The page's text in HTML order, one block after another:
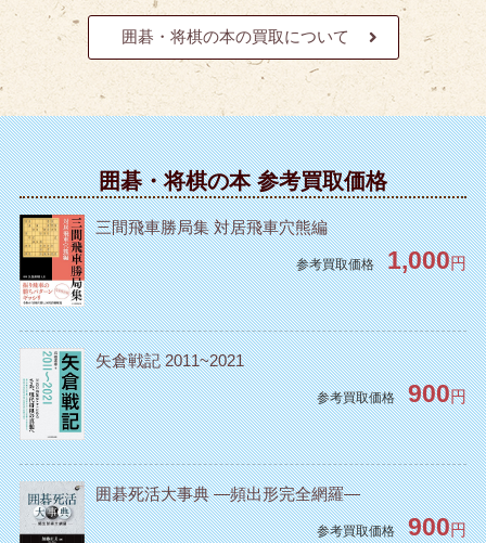
囲碁・将棋の本の買取について
囲碁・将棋の本 参考買取価格
三間飛車勝局集 対居飛車穴熊編
参考買取価格 1,000円
矢倉戦記 2011~2021
参考買取価格 900円
囲碁死活大事典 ―頻出形完全網羅―
参考買取価格 900円